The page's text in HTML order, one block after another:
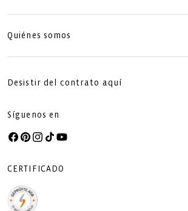
Quiénes somos
Desistir del contrato aquí
Síguenos en
Facebook
Pinterest
Instagram
TikTokYouTube
CERTIFICADO